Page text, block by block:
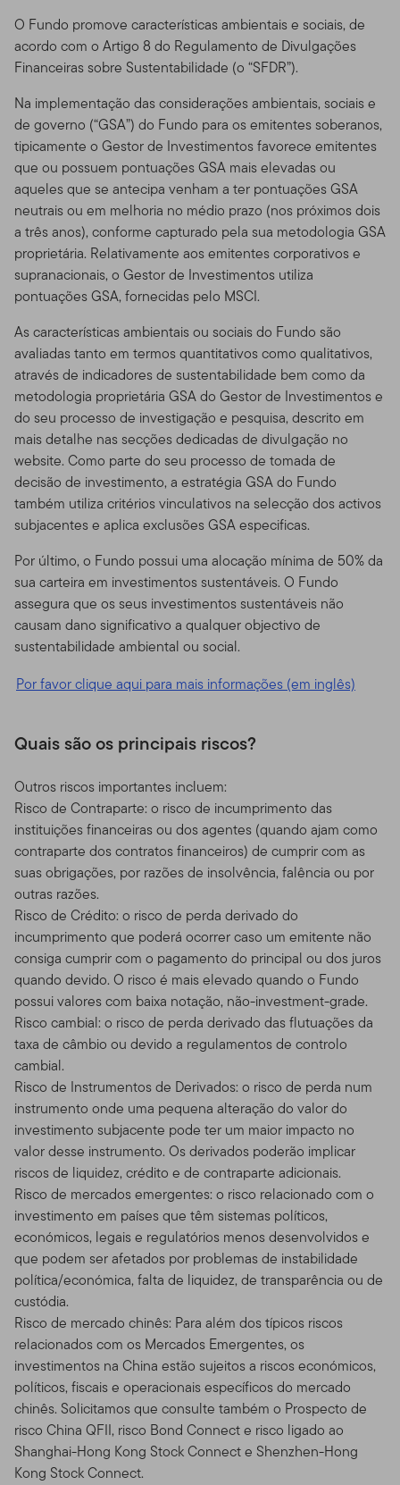
O Fundo promove características ambientais e sociais, de
acordo com o Artigo 8 do Regulamento de Divulgações
Financeiras sobre Sustentabilidade (o “SFDR”).
Na implementação das considerações ambientais, sociais e
de governo (“GSA”) do Fundo para os emitentes soberanos,
tipicamente o Gestor de Investimentos favorece emitentes
que ou possuem pontuações GSA mais elevadas ou
aqueles que se antecipa venham a ter pontuações GSA
neutrais ou em melhoria no médio prazo (nos próximos dois
a três anos), conforme capturado pela sua metodologia GSA
proprietária. Relativamente aos emitentes corporativos e
supranacionais, o Gestor de Investimentos utiliza
pontuações GSA, fornecidas pelo MSCI.
As características ambientais ou sociais do Fundo são
avaliadas tanto em termos quantitativos como qualitativos,
através de indicadores de sustentabilidade bem como da
metodologia proprietária GSA do Gestor de Investimentos e
do seu processo de investigação e pesquisa, descrito em
mais detalhe nas secções dedicadas de divulgação no
website. Como parte do seu processo de tomada de
decisão de investimento, a estratégia GSA do Fundo
também utiliza critérios vinculativos na selecção dos activos
subjacentes e aplica exclusões GSA especificas.
Por último, o Fundo possui uma alocação mínima de 50% da
sua carteira em investimentos sustentáveis. O Fundo
assegura que os seus investimentos sustentáveis não
causam dano significativo a qualquer objectivo de
sustentabilidade ambiental ou social.
Por favor clique aqui para mais informações (em inglês)
Quais são os principais riscos?
Outros riscos importantes incluem:
Risco de Contraparte: o risco de incumprimento das
instituições financeiras ou dos agentes (quando ajam como
contraparte dos contratos financeiros) de cumprir com as
suas obrigações, por razões de insolvência, falência ou por
outras razões.
Risco de Crédito: o risco de perda derivado do
incumprimento que poderá ocorrer caso um emitente não
consiga cumprir com o pagamento do principal ou dos juros
quando devido. O risco é mais elevado quando o Fundo
possui valores com baixa notação, não-investment-grade.
Risco cambial: o risco de perda derivado das flutuações da
taxa de câmbio ou devido a regulamentos de controlo
cambial.
Risco de Instrumentos de Derivados: o risco de perda num
instrumento onde uma pequena alteração do valor do
investimento subjacente pode ter um maior impacto no
valor desse instrumento. Os derivados poderão implicar
riscos de liquidez, crédito e de contraparte adicionais.
Risco de mercados emergentes: o risco relacionado com o
investimento em países que têm sistemas políticos,
económicos, legais e regulatórios menos desenvolvidos e
que podem ser afetados por problemas de instabilidade
política/económica, falta de liquidez, de transparência ou de
custódia.
Risco de mercado chinês: Para além dos típicos riscos
relacionados com os Mercados Emergentes, os
investimentos na China estão sujeitos a riscos económicos,
políticos, fiscais e operacionais específicos do mercado
chinês. Solicitamos que consulte também o Prospecto de
risco China QFII, risco Bond Connect e risco ligado ao
Shanghai-Hong Kong Stock Connect e Shenzhen-Hong
Kong Stock Connect.